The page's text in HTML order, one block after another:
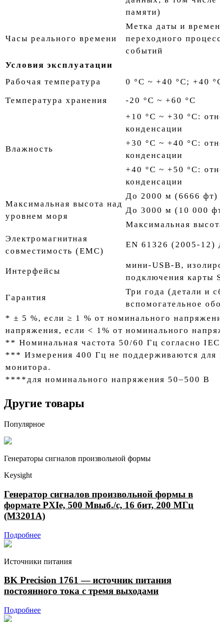
памяти)
Часы реального времени
Метка даты и
переходного
событий
Условия эксплуатации
Рабочая температура
0 °C ~ +40 °C; +40
Температура хранения
-20 °C ~ +60 °C
Влажность
+10 °C ~ +30 °C:
конденсации
+30 °C ~ +40 °C:
конденсации
+40 °C ~ +50 °C:
конденсации
Максимальная высота над
уровнем моря
До 2000 м (6666
До 3000 м (10 000
Максимальная
Электромагнитная
совместимость (EMC)
EN 61326 (2005-12)
Интерфейсы
мини-USB-B,
подключения карты
Гарантия
Три года (детали и
вспомогательное
* ± 5 %, если ≥ 1 % от номинального
напряжения, если < 1% от номинального
** Номинальная частота 50/60 Гц согласно
*** Измерения 400 Гц не поддерживаются для
монитора.
****для номинального напряжения 50–500 В
Другие товары
Популярное
Генераторы сигналов произвольной формы
Keysight
Генератор сигналов произвольной формы в
формате PXIe, 500 Мвыб./с, 16 бит, 200 МГц
(M3201A)
Подробнее
Источники питания
BK Precision 1761 — источник питания
постоянного тока с тремя выходами
Подробнее